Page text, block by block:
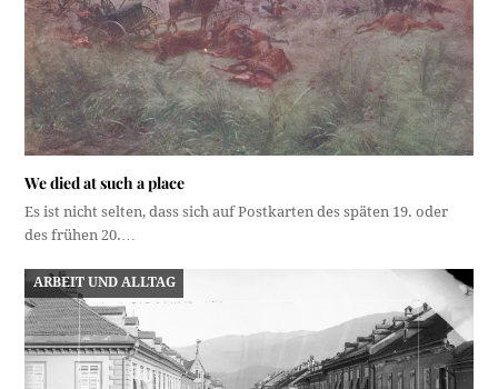
We died at such a place
Es ist nicht selten, dass sich auf Postkarten des späten 19. oder
des frühen 20.…
ARBEIT UND ALLTAG